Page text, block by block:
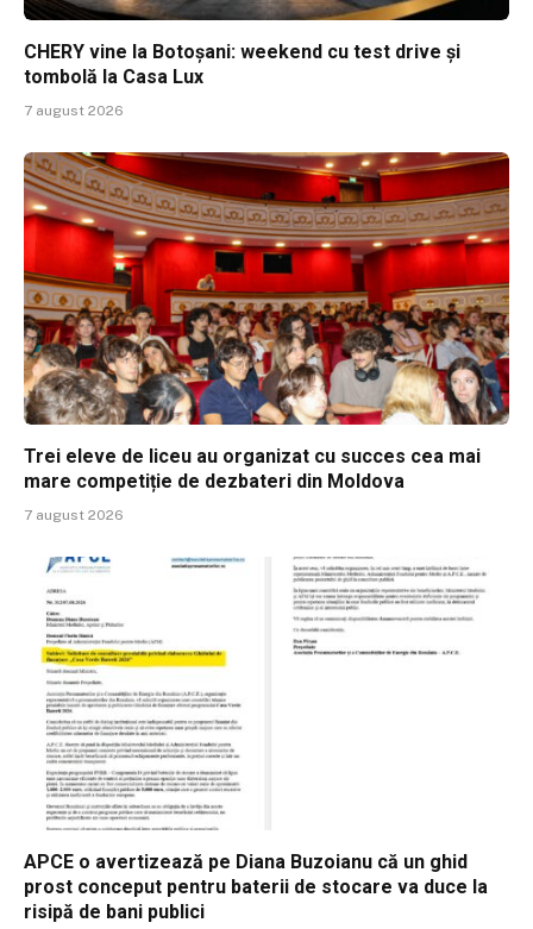
CHERY vine la Botoșani: weekend cu test drive și
tombolă la Casa Lux
7 august 2026
Trei eleve de liceu au organizat cu succes cea mai
mare competiție de dezbateri din Moldova
7 august 2026
APCE o avertizează pe Diana Buzoianu că un ghid
prost conceput pentru baterii de stocare va duce la
risipă de bani publici